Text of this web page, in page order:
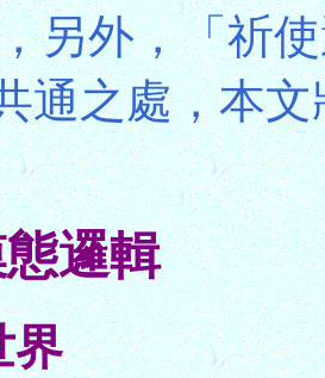
另外，「祈
通之處，本
邏輯
界